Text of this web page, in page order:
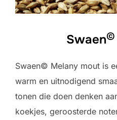
Swaen©
Swaen© Melany mout is
warm en uitnodigend
tonen die doen denken
koekjes, geroosterde